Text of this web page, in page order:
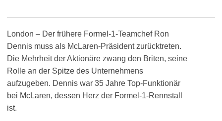
London – Der frühere Formel-1-Teamchef Ron
Dennis muss als McLaren-Präsident zurücktreten.
Die Mehrheit der Aktionäre zwang den Briten, seine
Rolle an der Spitze des Unternehmens
aufzugeben. Dennis war 35 Jahre Top-Funktionär
bei McLaren, dessen Herz der Formel-1-Rennstall
ist.